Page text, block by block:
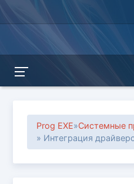
Prog EXE»Системные
» Интеграция